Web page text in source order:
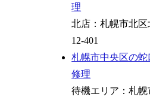
理
北店：札幌市北区
12-401
札幌市中央区の
修理
待機エリア：札